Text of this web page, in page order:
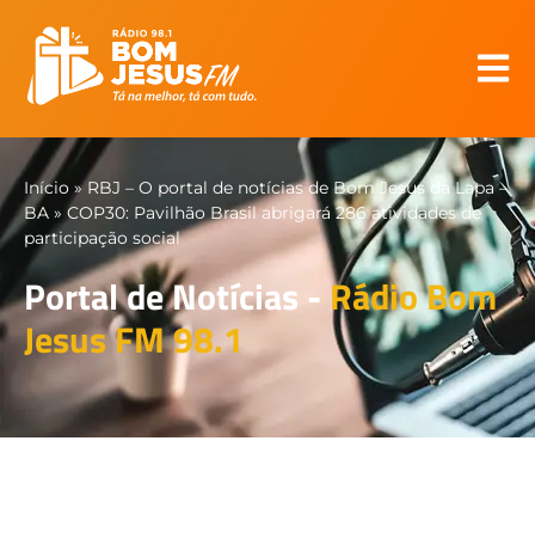
Início »RBJ – O portal de notícias de Bom Jesus da Lapa –
BA » COP30: Pavilhão Brasil abrigará 286 atividades de
participação social
Portal de Notícias -Rádio Bom
Jesus FM 98.1